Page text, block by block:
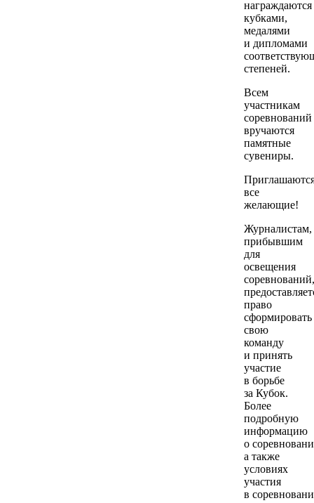
награждаются
кубками,
медалями
и дипломами
степеней.
Всем
участникам
соревнований
вручаются
памятные
сувениры.
все
желающие!
Журналистам,
прибывшим
для
освещения
соревнований,
право
сформировать
свою
команду
и принять
участие
в борьбе
за Кубок.
Более
подробную
информацию
о
а также
условиях
участия
в